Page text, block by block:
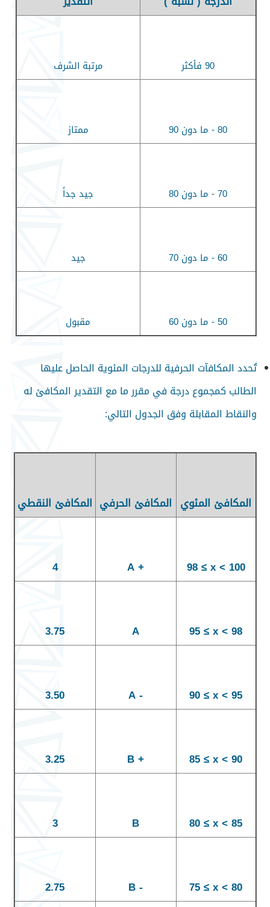
90 فأكثر مرتبة الشرف
80 - ما دون 90 ممتاز
70 - ما دون 80 جيد جداً
60 - ما دون 70 جيد
50 - ما دون 60 مقبول
تُحدد المكافآت الحرفية للدرجات المئوية الحاصل عليها
الطالب كمجموع درجة في مقرر ما مع التقدير المكافئ له
والنقاط المقابلة وفق الجدول التالي:
المكافئ المئوي المكافئ الحرفي المكافئ النقطي
98 ≤ x < 100
A +
4
95 ≤ x < 98
A
3.75
90 ≤ x < 95
A -
3.50
85 ≤ x < 90
B +
3.25
80 ≤ x < 85
B
3
75 ≤ x < 80
B -
2.75